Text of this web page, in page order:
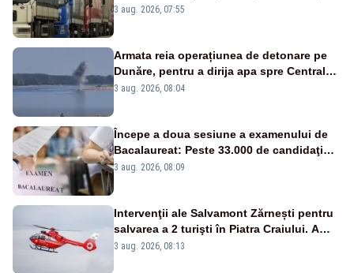
este interzisă luni, între orele 12:00 și
3 aug. 2026, 07:55
Armata reia operațiunea de detonare pe
Dunăre, pentru a dirija apa spre Centrala
Cernavodă
3 aug. 2026, 08:04
Începe a doua sesiune a examenului de
Bacalaureat: Peste 33.000 de candidaţi
înscrişi
3 aug. 2026, 08:09
Intervenţii ale Salvamont Zărnești pentru
salvarea a 2 turişti în Piatra Craiului. A
fost solicitat elicopterul SMURD
3 aug. 2026, 08:13